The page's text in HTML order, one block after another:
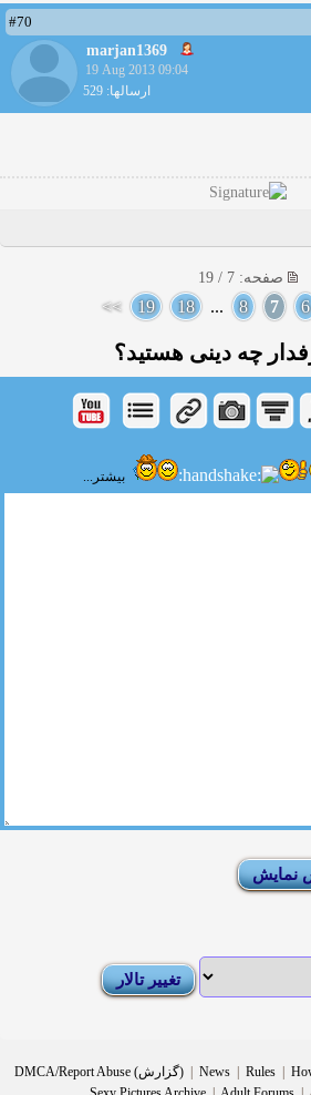
#70
marjan1369
19 Aug 2013 09:04
ارسالها: 529
صفحه: 7 / 19
6
7
8
...
18
19
>>
چه دینی هستید؟
بیشتر...
DMCA/Report Abuse (گزارش) News Rules